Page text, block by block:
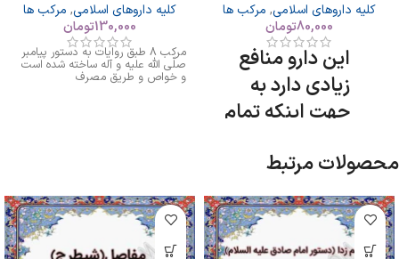
کلیه داروهای اسلامی, مرکب ها
80,000تومان
این دارو منافع
زیادی دارد به
جهت اینکه تمام
قلبی عروقی را
درمان کند اعم از
کم خونی و
خونریزی و
کلیه داروهای اسلامی, مرکب ها
130,000تومان
مرکب 8 طبق روایات به دستور پیامبر
صلّى اللّه عليه و آله ساخته شده است
و خواص و طریق مصرف
محصولات مرتبط